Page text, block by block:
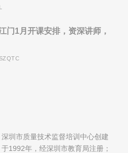
门1月开课安排，资深讲师，
深圳市质量技术监督培训中心创建
于1992年，经深圳市教育局注册；